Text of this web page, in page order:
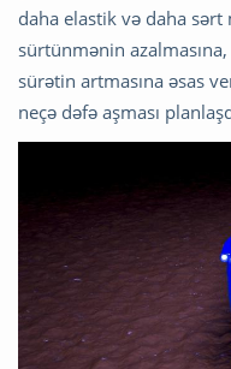
daha elastik və daha sərt
sürtünmənin
sürətin artmasına əsas
neçə dəfə aşması